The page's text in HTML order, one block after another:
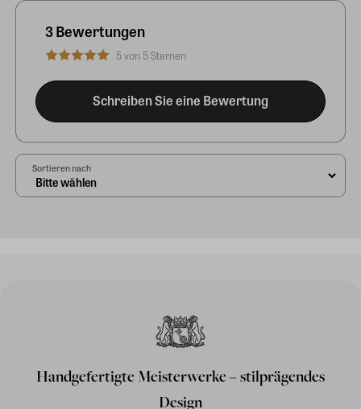
3 Bewertungen
5 von 5 Sternen
Schreiben Sie eine Bewertung
Sortieren nach
Handgefertigte Meisterwerke – stilprägendes
Design